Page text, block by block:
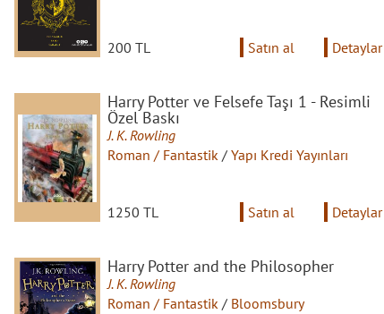
200 TL Satın al Detaylar
Harry Potter ve Felsefe Taşı 1 - Resimli
Özel Baskı
J. K. Rowling
Roman / Fantastik / Yapı Kredi Yayınları
1250 TL Satın al Detaylar
Harry Potter and the Philosopher
J. K. Rowling
Roman / Fantastik / Bloomsbury